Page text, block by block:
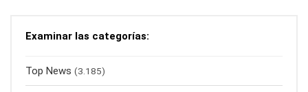
Examinar las categorías:
Top News (3.185)